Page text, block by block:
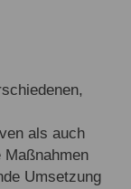
als auch
Maßnahmen
Umsetzung